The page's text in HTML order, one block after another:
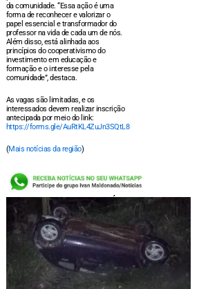
da comunidade. “Essa ação é uma
forma de reconhecer e valorizar o
papel essencial e transformador do
professor na vida de cada um de nós.
Além disso, está alinhada aos
princípios do cooperativismo do
investimento em educação e
formação e o interesse pela
comunidade”, destaca.
As vagas são limitadas, e os
interessados devem realizar inscrição
antecipada por meio do link:
https://forms.gle/AuRtKL4ZuJn3SQtL8
(Mais notícias da região)
LEIA TAMBÉM: